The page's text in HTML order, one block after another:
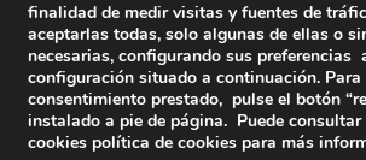
Política de Privacidad y protección de
son seguros–Política de Cookies–
de uso
Facebook
Twitter
finalidad de medir visitas y fuentes de
aceptarlas todas, solo algunas de ellas o
necesarias, configurando sus preferencias
configuración situado a continuación. Para
consentimiento prestado, pulse el botón
instalado a pie de página. Puede
cookies política de cookies para más